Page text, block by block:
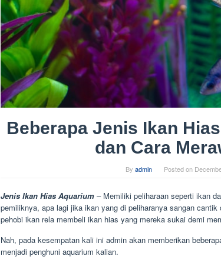
Beberapa Jenis Ikan
dan Cara
By admin Posted on
Jenis Ikan Hias Aquarium – Memiliki peliharaan seperti ikan
pemiliknya, apa lagi jika ikan yang di peliharanya sangan
pehobi ikan rela membeli ikan hias yang mereka sukai demi
Nah, pada kesempatan kali ini admin akan memberikan
menjadi penghuni aquarium kalian.